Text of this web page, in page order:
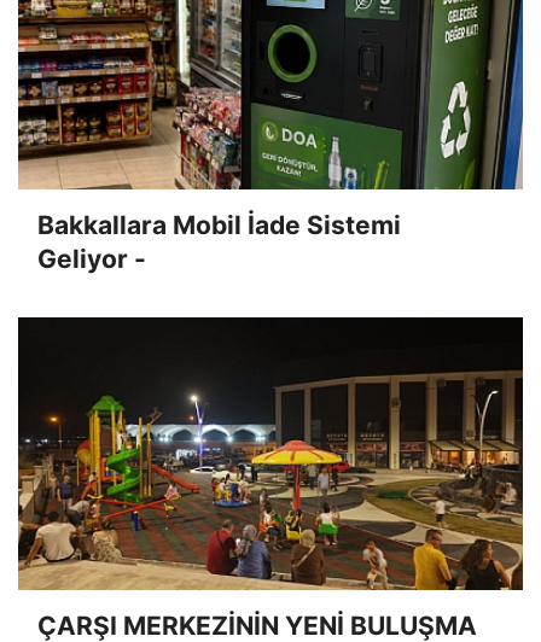
Bakkallara Mobil İade Sistemi
Geliyor -
ÇARŞI MERKEZİNİN YENİ BULUŞMA